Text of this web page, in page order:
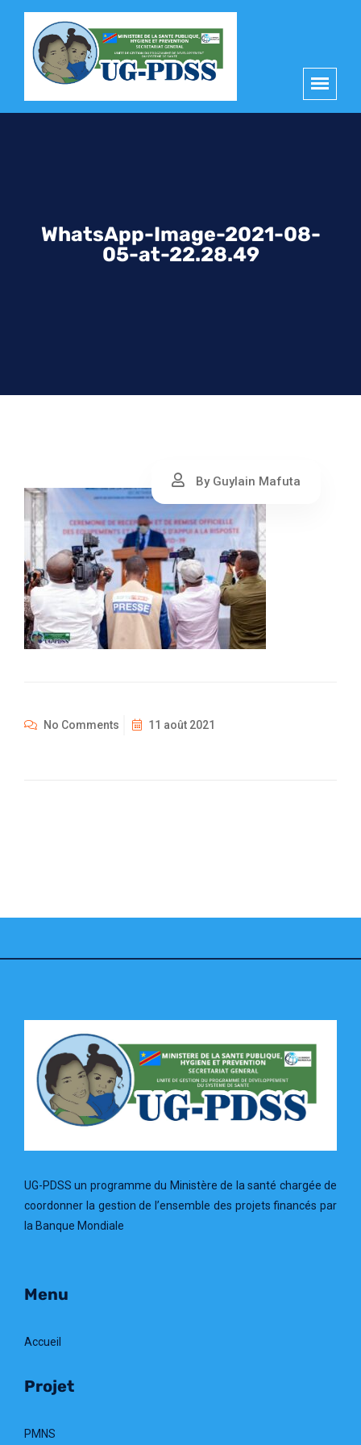
WhatsApp-Image-2021-08-
05-at-22.28.49
By Guylain Mafuta
No Comments 11 août 2021
UG-PDSS un programme du Ministère de la santé chargée de
coordonner la gestion de l’ensemble des projets financés par
la Banque Mondiale
Menu
Accueil
Projet
PMNS